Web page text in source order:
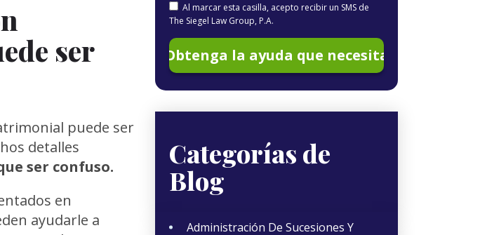
ser
puede ser
detalles
ser confuso.
en
ayudarle a
Al marcar esta casilla, acepto recibir un SMS de
The Siegel Law Group, P.A.
Categorías de
Blog
Administración De Sucesiones Y